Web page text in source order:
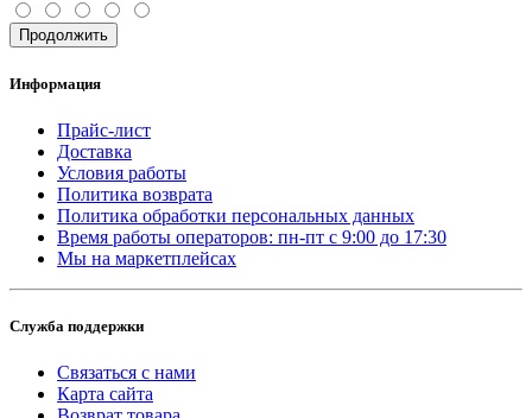
Продолжить
Информация
Прайс-лист
Доставка
Условия работы
Политика возврата
Политика обработки персональных данных
Время работы операторов: пн-пт с 9:00 до 17:30
Мы на маркетплейсах
Служба поддержки
Связаться с нами
Карта сайта